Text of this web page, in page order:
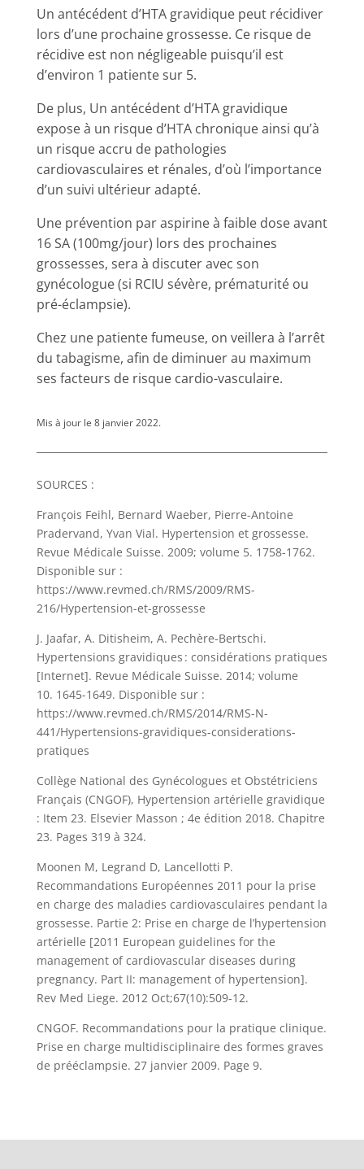
Un antécédent d’HTA gravidique peut récidiver
lors d’une prochaine grossesse. Ce risque de
récidive est non négligeable puisqu’il est
d’environ 1 patiente sur 5.
De plus, Un antécédent d’HTA gravidique
expose à un risque d’HTA chronique ainsi qu’à
un risque accru de pathologies
cardiovasculaires et rénales, d’où l’importance
d’un suivi ultérieur adapté.
Une prévention par aspirine à faible dose avant
16 SA (100mg/jour) lors des prochaines
grossesses, sera à discuter avec son
gynécologue (si RCIU sévère, prématurité ou
pré-éclampsie).
Chez une patiente fumeuse, on veillera à l’arrêt
du tabagisme, afin de diminuer au maximum
ses facteurs de risque cardio-vasculaire.
Mis à jour le 8 janvier 2022.
SOURCES :
François Feihl, Bernard Waeber, Pierre-Antoine
Pradervand, Yvan Vial. Hypertension et grossesse.
Revue Médicale Suisse. 2009; volume 5. 1758-1762.
Disponible sur :
https://www.revmed.ch/RMS/2009/RMS-
216/Hypertension-et-grossesse
J. Jaafar, A. Ditisheim, A. Pechère-Bertschi.
Hypertensions gravidiques : considérations pratiques
[Internet]. Revue Médicale Suisse. 2014; volume
10. 1645-1649. Disponible sur :
https://www.revmed.ch/RMS/2014/RMS-N-
441/Hypertensions-gravidiques-considerations-
pratiques
Collège National des Gynécologues et Obstétriciens
Français (CNGOF), Hypertension artérielle gravidique
: Item 23. Elsevier Masson ; 4e édition 2018. Chapitre
23. Pages 319 à 324.
Moonen M, Legrand D, Lancellotti P.
Recommandations Européennes 2011 pour la prise
en charge des maladies cardiovasculaires pendant la
grossesse. Partie 2: Prise en charge de l’hypertension
artérielle [2011 European guidelines for the
management of cardiovascular diseases during
pregnancy. Part II: management of hypertension].
Rev Med Liege. 2012 Oct;67(10):509-12.
CNGOF. Recommandations pour la pratique clinique.
Prise en charge multidisciplinaire des formes graves
de prééclampsie. 27 janvier 2009. Page 9.